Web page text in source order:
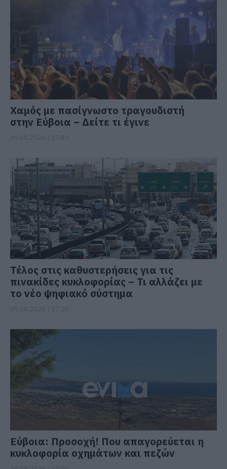
Χαμός με πασίγνωστο τραγουδιστή
στην Εύβοια – Δείτε τι έγινε
Τέλος στις καθυστερήσεις για τις
πινακίδες κυκλοφορίας – Τι αλλάζει με
το νέο ψηφιακό σύστημα
Εύβοια: Προσοχή! Που απαγορεύεται η
κυκλοφορία οχημάτων και πεζών